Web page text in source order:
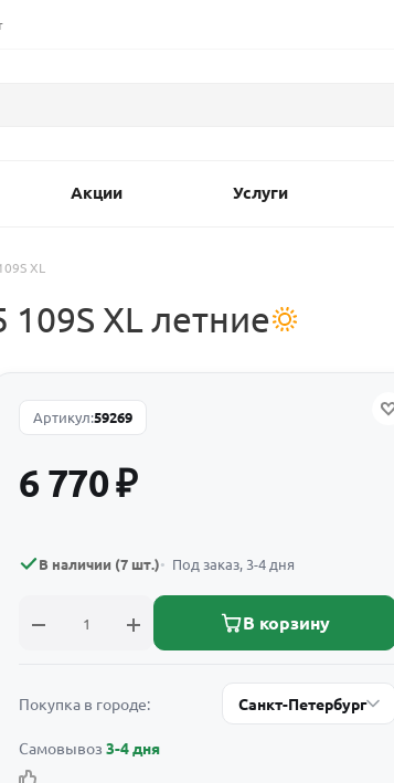
Акции Услуги
XL
XL летние
Артикул:59269
6 770₽
В наличии (7 шт.) Под заказ, 3-4 дня
В корзину
Покупка в городе: Санкт-Петербург
Самовывоз3-4 дня